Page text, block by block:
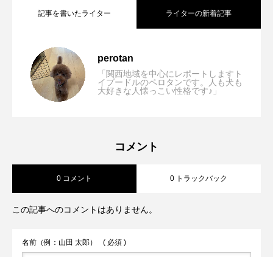
記事を書いたライター ライターの新着記事
perotan
「関西地域を中心にレポートしますト
イプードルのペロタンです。人も犬も
大好きな人懐っこい性格です♪」
2023.01.14
サン)「犬服ブティックと犬目線の半個室
2022.12.08 【閉店】【大阪市北区】ドッグパーク
ンド~「駅近がうれしい！都市型ドッグラ
（RIVERSIDE HOSTEL B&B）「大きな
コメント
0 コメント 0 トラックバック
この記事へのコメントはありません。
名前（例：山田 太郎） ( 必須 )